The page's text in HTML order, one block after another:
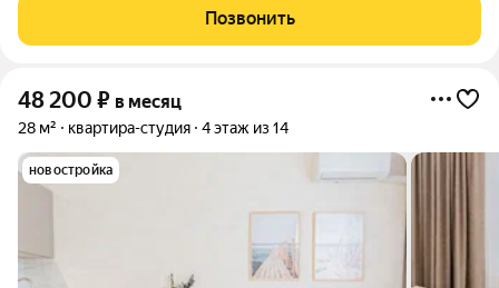
оплачиваются отдельно. По условиям проживания: можно с
детьми, без питомцев. Срок
Позвонить
48 200 ₽ в месяц
28 м² квартира-студия 4 этаж из 14
новостройка